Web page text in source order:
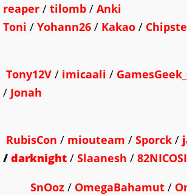
reaper / tilomb / Anki
Toni / Yohann26 / Kakao /
Tony12V / imicaali /
/ Jonah
RubisCon / miouteam / Sporck /
/ darknight / Slaanesh /
SnOoz / OmegaBahamut /